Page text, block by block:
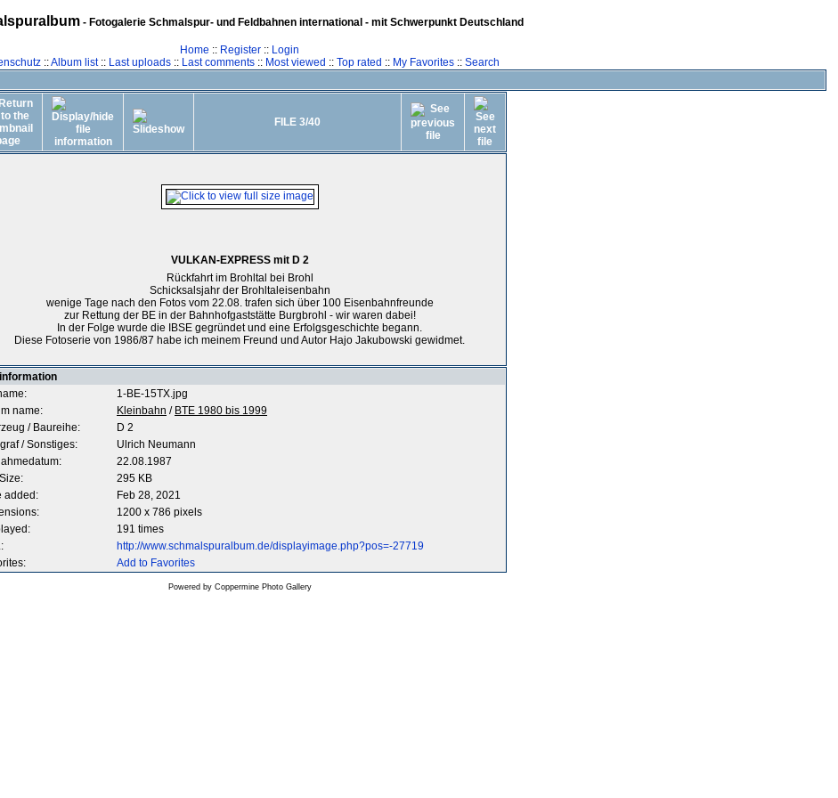
- Fotogalerie Schmalspur- und Feldbahnen international - mit Schwerpunkt Deutschland
Home :: Register :: Login
::Album list:: Last uploads:: Last comments:: Most viewed :: Top rated :: My Favorites:: Search
FILE 3/40
VULKAN-EXPRESS mit D 2
Rückfahrt im Brohltal bei Brohl
Schicksalsjahr der Brohltaleisenbahn
wenige Tage nach den Fotos vom 22.08. trafen sich über 100 Eisenbahnfreunde
zur Rettung der BE in der Bahnhofgaststätte Burgbrohl - wir waren dabei!
In der Folge wurde die IBSE gegründet und eine Erfolgsgeschichte begann.
Diese Fotoserie von 1986/87 habe ich meinem Freund und Autor Hajo Jakubowski gewidmet.
1-BE-15TX.jpg
name:
Kleinbahn / BTE 1980 bis 1999
/ Baureihe:
D 2
/ Sonstiges:
Ulrich Neumann
22.08.1987
295 KB
added:
Feb 28, 2021
1200 x 786 pixels
191 times
http://www.schmalspuralbum.de/displayimage.php?pos=-27719
Add to Favorites
Powered by Coppermine Photo Gallery